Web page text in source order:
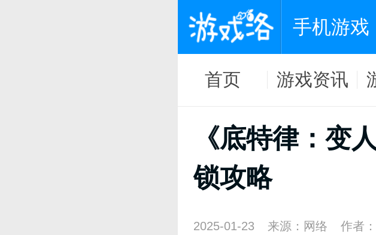
手机游戏
首页 游戏资讯
《底特律：变
锁攻略
2025-01-23 来源：网络 作者